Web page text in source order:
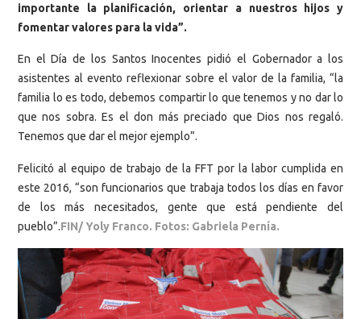
importante la planificación, orientar a nuestros hijos y
fomentar valores para la vida”.
En el Día de los Santos Inocentes pidió el Gobernador a los
asistentes al evento reflexionar sobre el valor de la familia, “la
familia lo es todo, debemos compartir lo que tenemos y no dar lo
que nos sobra. Es el don más preciado que Dios nos regaló.
Tenemos que dar el mejor ejemplo”.
Felicitó al equipo de trabajo de la FFT por la labor cumplida en
este 2016, “son funcionarios que trabaja todos los días en favor
de los más necesitados, gente que está pendiente del
pueblo”.FIN/ Yoly Franco. Fotos: Gabriela Pernía.